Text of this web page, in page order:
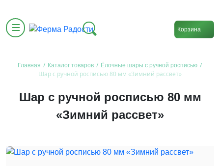
Корзина
Главная / Каталог товаров / Ёлочные шары с ручной росписью /
Шар с ручной росписью 80 мм «Зимний рассвет»
Шар с ручной росписью 80 мм
«Зимний рассвет»